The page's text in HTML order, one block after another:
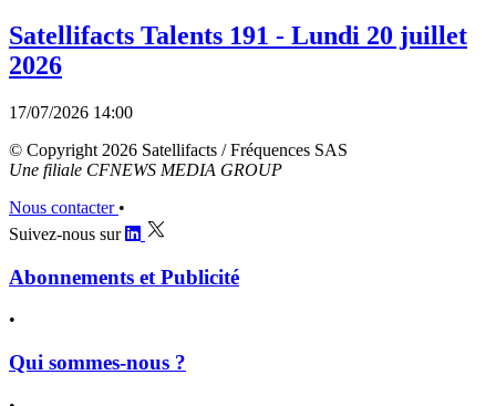
Satellifacts Talents 191 - Lundi 20 juillet
2026
17/07/2026 14:00
© Copyright 2026 Satellifacts / Fréquences SAS
Une filiale CFNEWS MEDIA GROUP
Nous contacter •
Suivez-nous sur
Abonnements et Publicité
•
Qui sommes-nous ?